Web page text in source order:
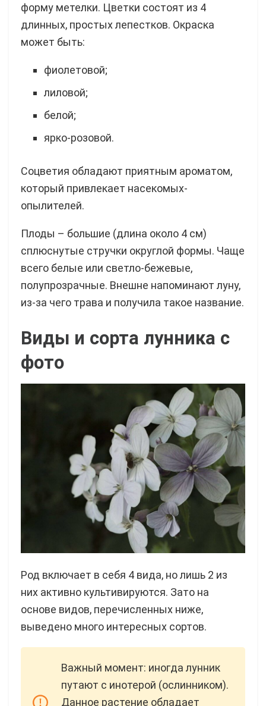
форму метелки. Цветки состоят из 4
длинных, простых лепестков. Окраска
может быть:
фиолетовой;
лиловой;
белой;
ярко-розовой.
Соцветия обладают приятным ароматом,
который привлекает насекомых-
опылителей.
Плоды – большие (длина около 4 см)
сплюснутые стручки округлой формы. Чаще
всего белые или светло-бежевые,
полупрозрачные. Внешне напоминают луну,
из-за чего трава и получила такое название.
Виды и сорта лунника с
фото
Род включает в себя 4 вида, но лишь 2 из
них активно культивируются. Зато на
основе видов, перечисленных ниже,
выведено много интересных сортов.
Важный момент: иногда лунник
путают с инотерой (ослинником).
Данное растение обладает